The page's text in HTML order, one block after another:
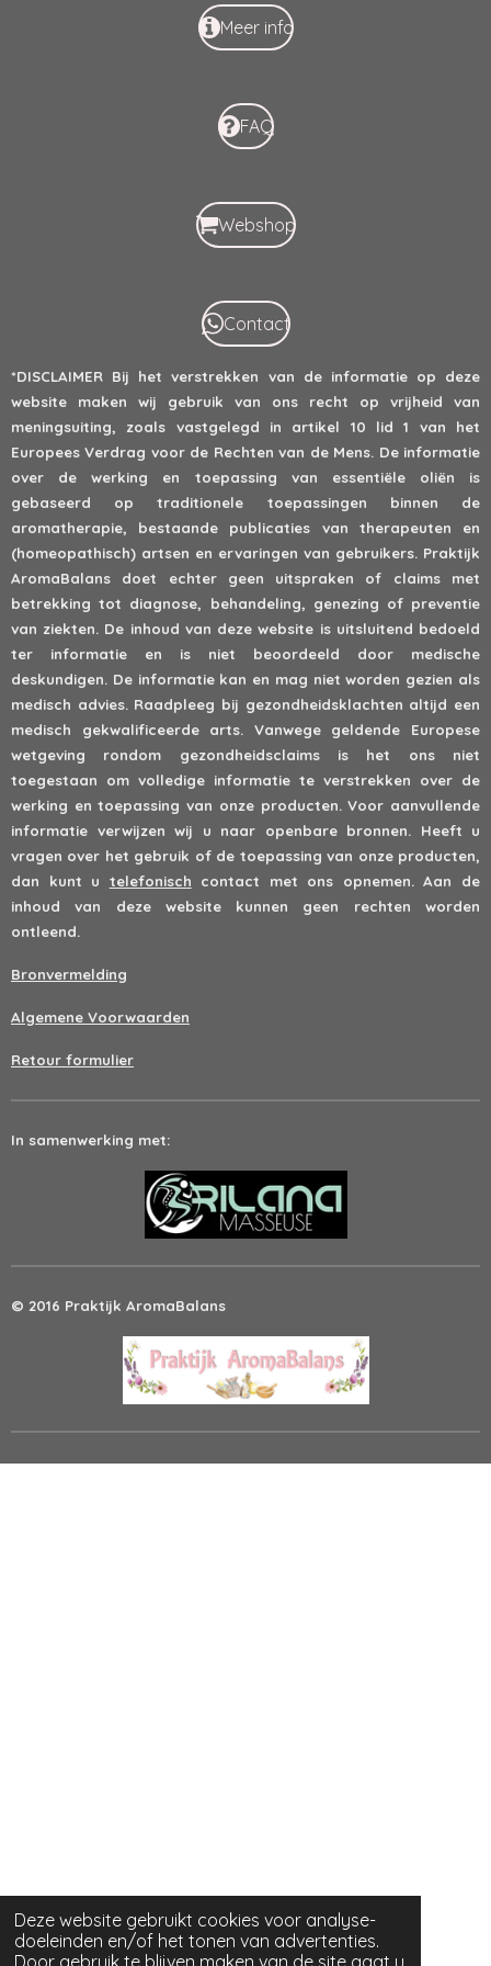
Deze website gebruikt cookies voor analyse-
doeleinden en/of het tonen van advertenties.
Meer info
FAQ
Webshop
Contact
*DISCLAIMER Bij het verstrekken van de informatie op deze
website maken wij gebruik van ons recht op vrijheid van
meningsuiting, zoals vastgelegd in artikel 10 lid 1 van het
Europees Verdrag voor de Rechten van de Mens. De informatie
over de werking en toepassing van essentiële oliën is
gebaseerd op traditionele toepassingen binnen de
aromatherapie, bestaande publicaties van therapeuten en
(homeopathisch) artsen en ervaringen van gebruikers. Praktijk
AromaBalans doet echter geen uitspraken of claims met
betrekking tot diagnose, behandeling, genezing of preventie
van ziekten. De inhoud van deze website is uitsluitend bedoeld
ter informatie en is niet beoordeeld door medische
deskundigen. De informatie kan en mag niet worden gezien als
medisch advies. Raadpleeg bij gezondheidsklachten altijd een
medisch gekwalificeerde arts. Vanwege geldende Europese
wetgeving rondom gezondheidsclaims is het ons niet
toegestaan om volledige informatie te verstrekken over de
werking en toepassing van onze producten. Voor aanvullende
informatie verwijzen wij u naar openbare bronnen. Heeft u
vragen over het gebruik of de toepassing van onze producten,
dan kunt u telefonisch contact met ons opnemen. Aan de
inhoud van deze website kunnen geen rechten worden
ontleend.
Bronvermelding
Algemene Voorwaarden
Retour formulier
In samenwerking met:
© 2016 Praktijk AromaBalans